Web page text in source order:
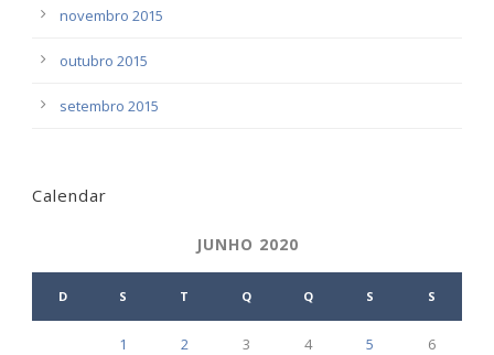
novembro 2015
outubro 2015
setembro 2015
Calendar
JUNHO 2020
D S T Q Q S S
1 2 3 4 5 6